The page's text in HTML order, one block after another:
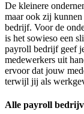
De kleinere
maar ook zij
bedrijf. Voor de
is het sowieso een
payroll bedrijf geef
medewerkers uit
ervoor dat jouw
terwijl jij als
Alle payroll